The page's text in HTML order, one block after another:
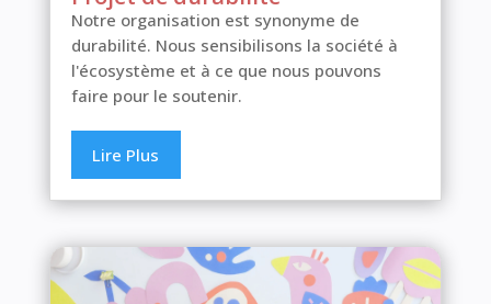
Notre organisation est synonyme de
durabilité. Nous sensibilisons la société à
l'écosystème et à ce que nous pouvons
faire pour le soutenir.
Lire Plus